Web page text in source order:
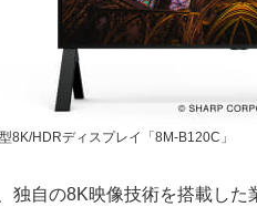
8K/HDRディスプレイ「8M-B120C」
独自の8K映像技術を搭載し